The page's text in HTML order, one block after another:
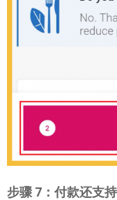
步骤 7：付款还支